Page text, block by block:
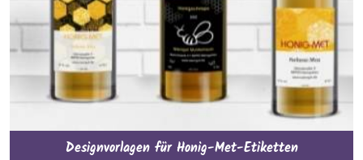
Designvorlagen für Honig-Met-Etiketten